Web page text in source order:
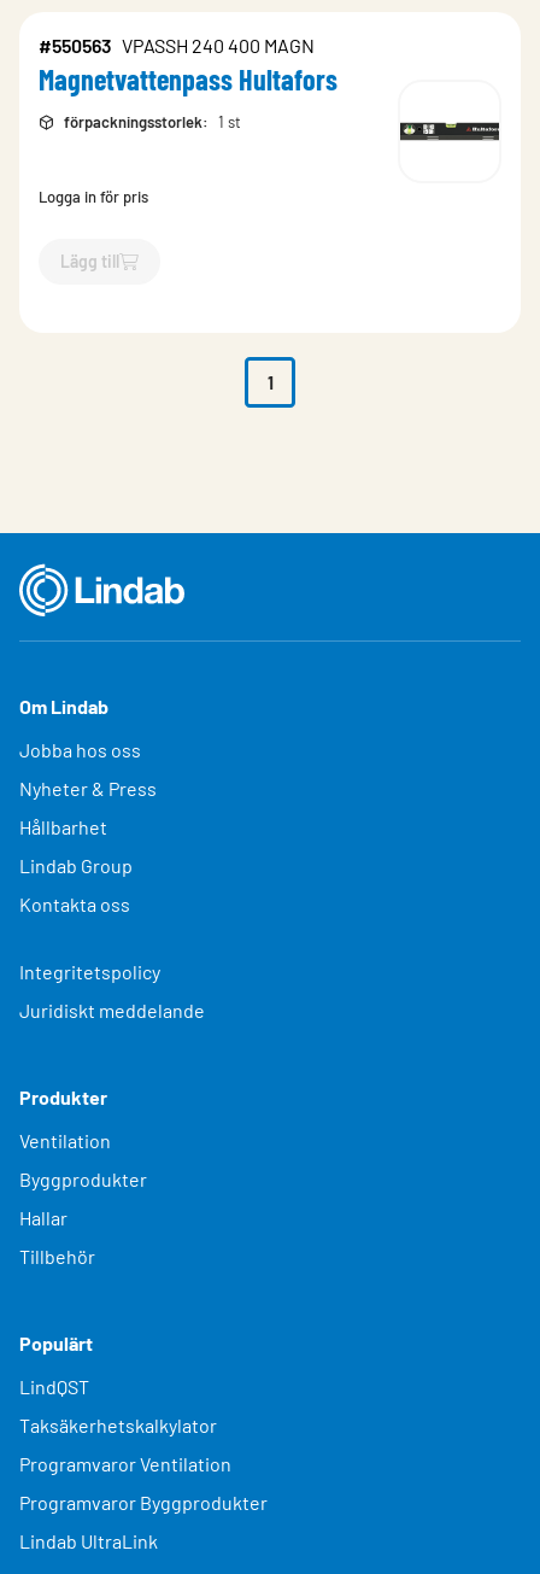
#550563 VPASSH 240 400 MAGN
Magnetvattenpass Hultafors
förpackningsstorlek: 1 st
Logga in för pris
Lägg till
`$Lägg till
1
Om Lindab
Jobba hos oss
Nyheter & Press
Hållbarhet
Lindab Group
Kontakta oss
Integritetspolicy
Juridiskt meddelande
Produkter
Ventilation
Byggprodukter
Hallar
Tillbehör
Populärt
LindQST
Taksäkerhetskalkylator
Programvaror Ventilation
Programvaror Byggprodukter
Lindab UltraLink